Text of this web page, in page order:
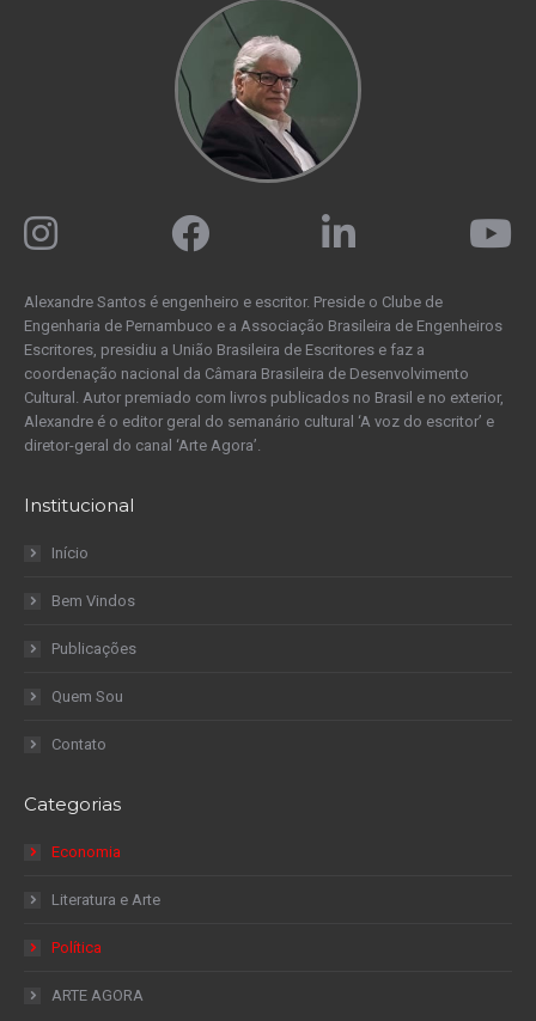
Alexandre Santos é engenheiro e escritor. Preside o Clube de
Engenharia de Pernambuco e a Associação Brasileira de Engenheiros
Escritores, presidiu a União Brasileira de Escritores e faz a
coordenação nacional da Câmara Brasileira de Desenvolvimento
Cultural. Autor premiado com livros publicados no Brasil e no exterior,
Alexandre é o editor geral do semanário cultural ‘A voz do escritor’ e
diretor-geral do canal ‘Arte Agora’.
Institucional
Início
Bem Vindos
Publicações
Quem Sou
Contato
Categorias
Economia
Literatura e Arte
Política
ARTE AGORA